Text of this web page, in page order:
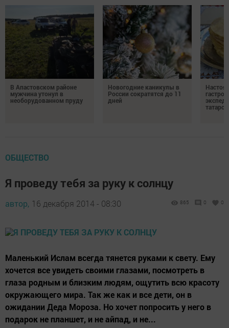
В Апастовском районе
мужчина утонул в
необорудованном пруду
Новогодние каникулы в
России сократятся до 11
дней
ОБЩЕСТВО
Я проведу тебя за руку к солнцу
автор, 16 декабря 2014 - 08:30 865 0 0
Маленький Ислам всегда тянется руками к свету. Ему
хочется все увидеть своими глазами, посмотреть в
глаза родным и близким людям, ощутить всю красоту
окружающего мира. Так же как и все дети, он в
ожидании Деда Мороза. Но хочет попросить у него в
подарок не планшет, и не айпад, и не...